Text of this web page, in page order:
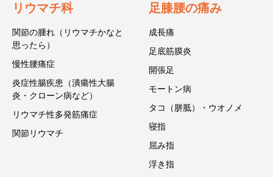
リウマチ科
関節の腫れ（リウマチかなと
思ったら）
慢性腰痛症
炎症性腸疾患（潰瘍性大腸
炎・クローン病など）
リウマチ性多発筋痛症
関節リウマチ
足膝腰の痛み
成長痛
足底筋膜炎
開張足
モートン病
タコ（胼胝）・ウオノメ
寝指
屈み指
浮き指